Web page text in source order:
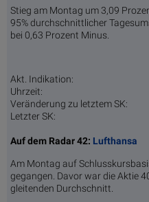
Stieg am Montag um 3,09
95% durchschnittlicher
bei 0,63 Prozent Minus.
Akt. Indikation:
Uhrzeit:
Veränderung zu letztem SK:
Letzter SK:
Auf dem Radar 42: Lufthansa
Am Montag auf
gegangen. Davor war die Aktie
gleitenden Durchschnitt.